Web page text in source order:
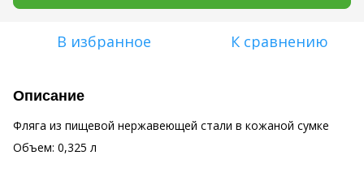
В избранное К сравнению
Описание
Фляга из пищевой нержавеющей стали в кожаной сумке
Объем: 0,325 л